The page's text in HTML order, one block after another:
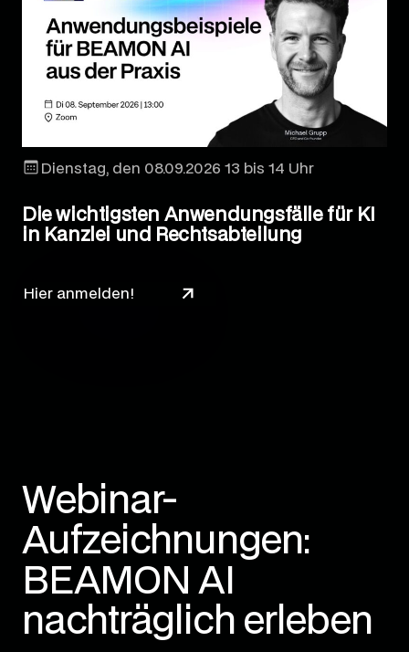
Dienstag, den 08.09.2026 13 bis 14 Uhr
Die wichtigsten Anwendungsfälle für KI
in Kanzlei und Rechtsabteilung
Hier anmelden!
Webinar-
Aufzeichnungen:
BEAMON AI
nachträglich erleben